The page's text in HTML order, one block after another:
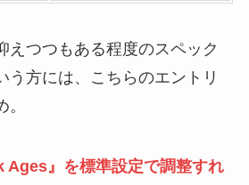
えつつもある程度のスペック
う方には、こちらのエントリ
Ages』を標準設定で調整すれ